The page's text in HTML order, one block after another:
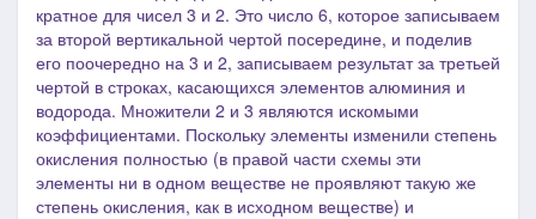
кратное для чисел 3 и 2. Это число 6, которое записываем
за второй вертикальной чертой посередине, и поделив
его поочередно на 3 и 2, записываем результат за третьей
чертой в строках, касающихся элементов алюминия и
водорода. Множители 2 и 3 являются искомыми
коэффициентами. Поскольку элементы изменили степень
окисления полностью (в правой части схемы эти
элементы ни в одном веществе не проявляют такую же
степень окисления, как в исходном веществе) и